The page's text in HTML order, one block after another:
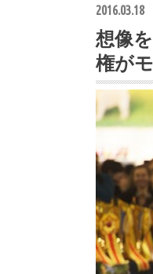
2016.03.18
想像
権が